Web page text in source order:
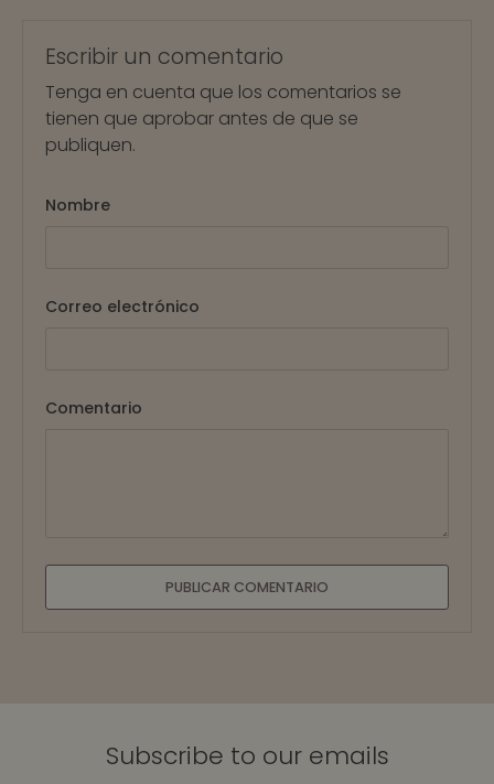
Escribir un comentario
Tenga en cuenta que los comentarios se
tienen que aprobar antes de que se
publiquen.
Nombre
Correo electrónico
Comentario
PUBLICAR COMENTARIO
Subscribe to our emails